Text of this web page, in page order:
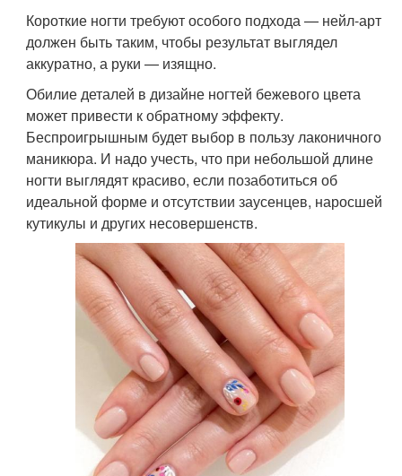
Короткие ногти требуют особого подхода — нейл-арт
должен быть таким, чтобы результат выглядел
аккуратно, а руки — изящно.
Обилие деталей в дизайне ногтей бежевого цвета
может привести к обратному эффекту.
Беспроигрышным будет выбор в пользу лаконичного
маникюра. И надо учесть, что при небольшой длине
ногти выглядят красиво, если позаботиться об
идеальной форме и отсутствии заусенцев, наросшей
кутикулы и других несовершенств.